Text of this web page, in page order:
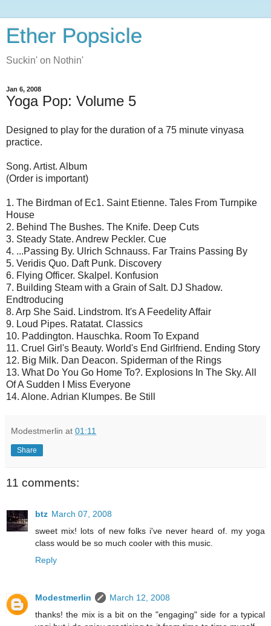
Ether Popsicle
Suckin' on Nothin'
Jan 6, 2008
Yoga Pop: Volume 5
Designed to play for the duration of a 75 minute vinyasa
practice.
Song. Artist. Album
(Order is important)
1. The Birdman of Ec1. Saint Etienne. Tales From Turnpike
House
2. Behind The Bushes. The Knife. Deep Cuts
3. Steady State. Andrew Peckler. Cue
4. ...Passing By. Ulrich Schnauss. Far Trains Passing By
5. Veridis Quo. Daft Punk. Discovery
6. Flying Officer. Skalpel. Konfusion
7. Building Steam with a Grain of Salt. DJ Shadow.
Endtroducing
8. Arp She Said. Lindstrom. It's A Feedelity Affair
9. Loud Pipes. Ratatat. Classics
10. Paddington. Hauschka. Room To Expand
11. Cruel Girl's Beauty. World's End Girlfriend. Ending Story
12. Big Milk. Dan Deacon. Spiderman of the Rings
13. What Do You Go Home To?. Explosions In The Sky. All
Of A Sudden I Miss Everyone
14. Alone. Adrian Klumpes. Be Still
Modestmerlin at 01:11
Share
11 comments:
btz March 07, 2008
sweet mix! lots of new folks i've never heard of. my yoga
class would be so much cooler with this music.
Reply
Modestmerlin
March 12, 2008
thanks! the mix is a bit on the "engaging" side for a typical